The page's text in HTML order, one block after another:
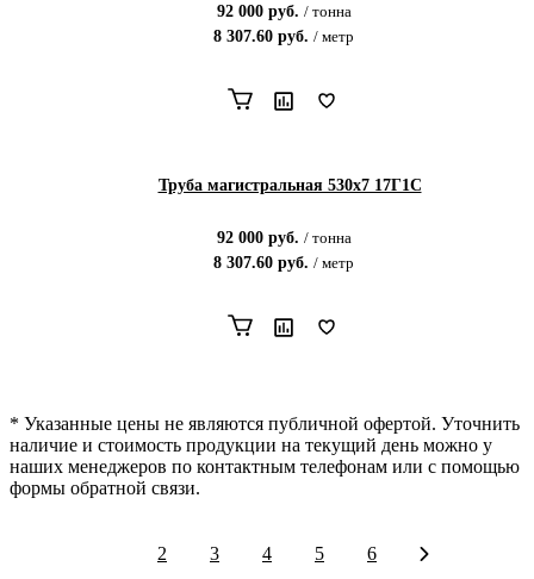
92 000руб. / тонна
8 307.60 руб. / метр
Труба магистральная 530х7 17Г1С
92 000руб. / тонна
8 307.60 руб. / метр
* Указанные цены не являются публичной офертой. Уточнить
наличие и стоимость продукции на текущий день можно у
наших менеджеров по контактным телефонам или с помощью
формы обратной связи.
2 3 4 5 6